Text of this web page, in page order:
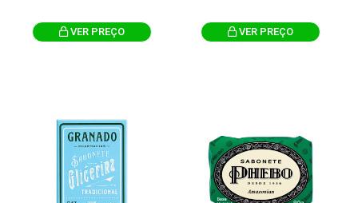
VER PREÇO VER PREÇO